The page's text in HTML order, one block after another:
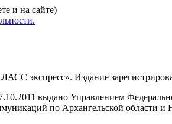
и на сайте)
экспресс». Издание
выдано Управлением
по Архангельской области и